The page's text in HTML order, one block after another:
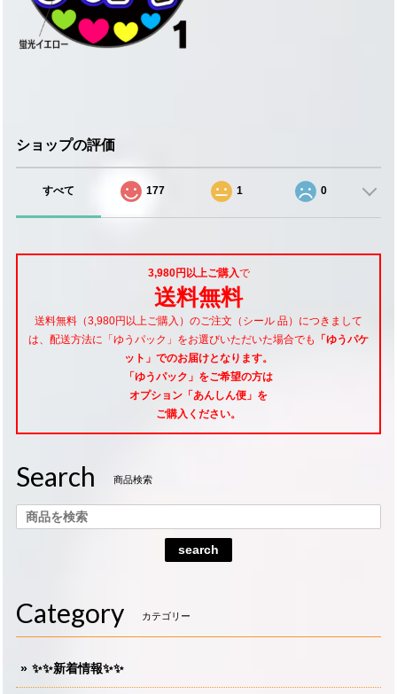
ショップの評価
すべて 177 1 0
3,980円以上ご購入で
送料無料
送料無料（3,980円以上ご購入）のご注文（シール 品）につきまして
は、配送方法に「ゆうパック」をお選びいただいた場合でも
「ゆうパケ
ット」でのお届けとなります。
「ゆうパック」をご希望の方は
オプション「あんしん便」 を
ご購入ください。
Search 商品検索
search
Category カテゴリー
✨✨新着情報✨✨